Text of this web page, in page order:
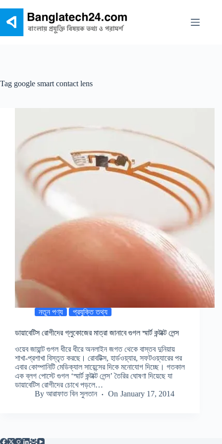
content
Tag google smart contact lens
নতুন পণ্য প্রযুক্তি তথ্য
ডায়াবেটিস রোগীদের গ্লুকোজের মাত্রা জানাবে গুগল স্মার্ট কন্টাক্ট লেন্স
ওয়েব জায়ান্ট গুগল ধীরে ধীরে অনলাইন জগত থেকে বাস্তব দুনিয়ায়
শাখা-প্রশাখা বিস্তৃত করছে। রোবটিক্স, হার্ডওয়্যার, সফটওয়্যারের পর
এবার কোম্পানিটি মেডিক্যাল সায়েন্সের দিকে মনোযোগ দিচ্ছে। গতকাল
এক ব্লগ পোস্টে গুগল ‘স্মার্ট কন্টাক্ট লেন্স’ তৈরির ঘোষণা দিয়েছে যা
ডায়াবেটিস রোগীদের চোখে পড়লে…
By আরাফাত বিন সুলতান On January 17, 2014